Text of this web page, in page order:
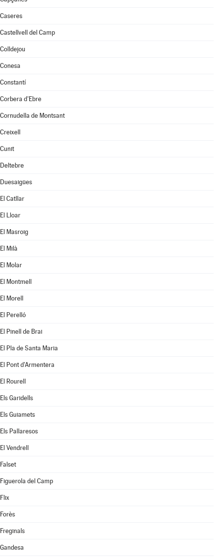
Caseres
Castellvell del Camp
Colldejou
Conesa
Constantí
Corbera d'Ebre
Cornudella de Montsant
Creixell
Cunit
Deltebre
Duesaigües
El Catllar
El Lloar
El Masroig
El Milà
El Molar
El Montmell
El Morell
El Perelló
El Pinell de Brai
El Pla de Santa Maria
El Pont d'Armentera
El Rourell
Els Garidells
Els Guiamets
Els Pallaresos
El Vendrell
Falset
Figuerola del Camp
Flix
Forès
Freginals
Gandesa